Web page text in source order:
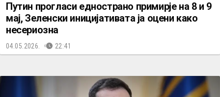
Путин прогласи еднострано примирје на 8 и 9
мај, Зеленски иницијативата ја оцени како
несериозна
04.05.2026. 22:41